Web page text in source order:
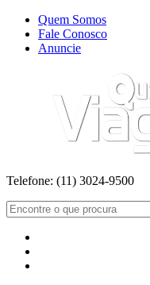
Quem Somos
Fale Conosco
Anuncie
Telefone: (11) 3024-9500